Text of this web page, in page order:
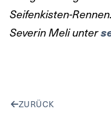
Seifenkisten-
Severin Meli unter
ZURÜCK